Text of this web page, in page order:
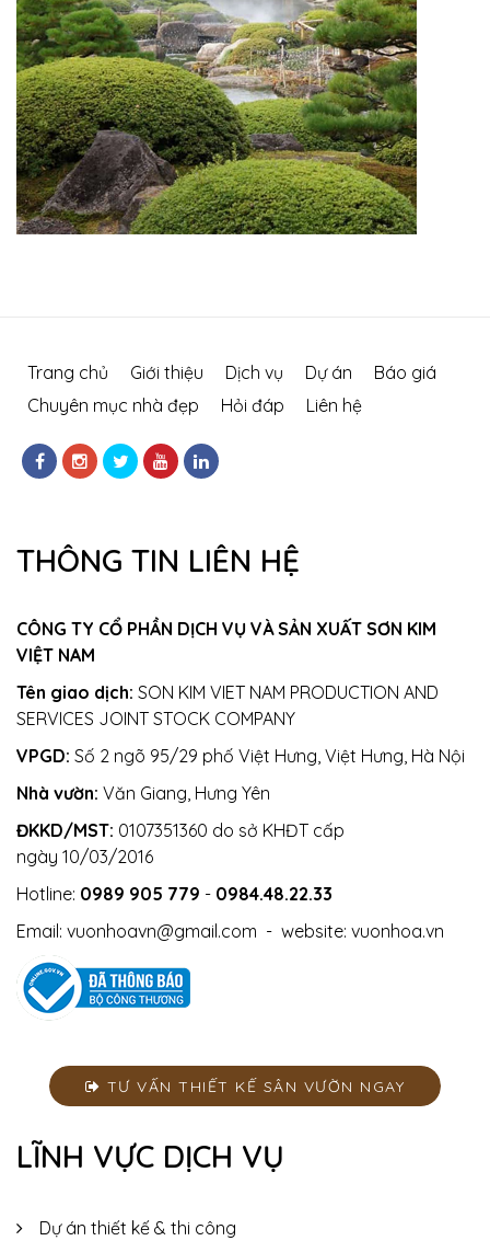
Trang chủ Giới thiệu Dịch vụ Dự án
Báo giá
Chuyên mục nhà đẹp
Hỏi đáp Liên hệ
THÔNG TIN LIÊN HỆ
CÔNG TY CỔ PHẦN DỊCH VỤ VÀ SẢN XUẤT SƠN KIM
VIỆT NAM
Tên giao dịch: SON KIM VIET NAM PRODUCTION AND
SERVICES JOINT STOCK COMPANY
VPGD: Số 2 ngõ 95/29 phố Việt Hưng, Việt Hưng, Hà Nội
Nhà vườn: Văn Giang, Hưng Yên
ĐKKD/MST: 0107351360 do sở KHĐT cấp
ngày 10/03/2016
Hotline: 0989 905 779 - 0984.48.22.33
Email: vuonhoavn@gmail.com - website: vuonhoa.vn
TƯ VẤN THIẾT KẾ SÂN VƯỜN NGAY
LĨNH VỰC DỊCH VỤ
Dự án thiết kế & thi công